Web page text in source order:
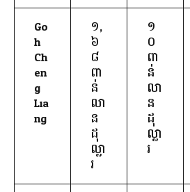
Go
h
Ch
en
g
Lia
ng
១,
៦
៨
ពា
ន់
លា
ន
ដុ
ល្លា
រ
១
០
ពា
ន់
លា
ន
ដុ
ល្លា
រ